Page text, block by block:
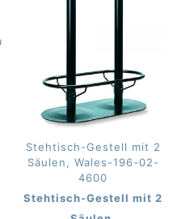
Stehtisch-Gestell mit 2
Säulen, Wales-196-02-
4600
Stehtisch-Gestell mit 2